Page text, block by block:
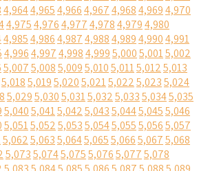
4,9644,9654,9664,9674,9684,9694,970
4,9754,9764,9774,9784,9794,980
4,9854,9864,9874,9884,9894,9904,991
4,9964,9974,9984,9995,0005,0015,002
5,0075,0085,0095,0105,0115,0125,013
5,0185,0195,0205,0215,0225,0235,024
5,0295,0305,0315,0325,0335,0345,035
5,0405,0415,0425,0435,0445,0455,046
5,0515,0525,0535,0545,0555,0565,057
5,0625,0635,0645,0655,0665,0675,068
5,0735,0745,0755,0765,0775,078